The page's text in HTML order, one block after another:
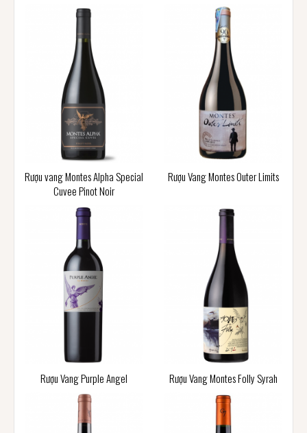
Rượu vang Montes Alpha Special
Cuvee Pinot Noir
Rượu Vang Montes Outer Limits
Rượu Vang Purple Angel Rượu Vang Montes Folly Syrah